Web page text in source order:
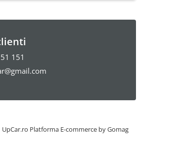
151
UpCar.ro Platforma E-commerce by Gomag